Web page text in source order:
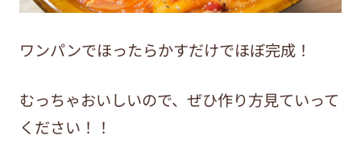
ワンパンでほったらかすだけでほぼ完成！
むっちゃおいしいので、ぜひ作り方見ていって
ください！！